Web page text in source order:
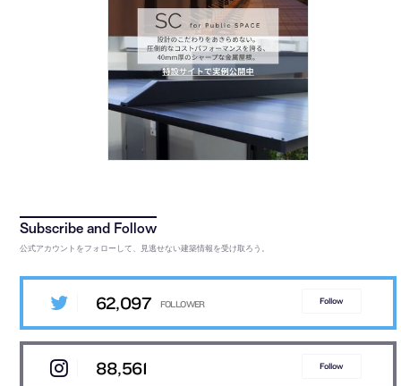
公式アカウントをフォローして、見逃せない建築情報を受け取ろう。
62,097 Follow
88,561 Follow